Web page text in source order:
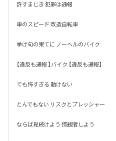
許すまじき 犯罪は通報
車のスピード 改造自転車
挙げ句の果てに ノーヘルのバイク
【違反も通報 】バイク 【違反も通報】
でも怖すぎる 動けない
とんでもない リスクとプレッシャー
ならば見続けよう 傍観者しよう